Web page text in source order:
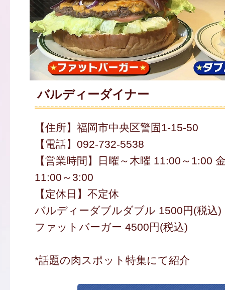
バルディーダイナー
【住所】福岡市中央区警固1-15-50
【電話】092-732-5538
【営業時間】日曜～木曜 11:00～1:00
11:00～3:00
【定休日】不定休
バルディーダブルダブル 1500円(税込)
ファットバーガー 4500円(税込)
*話題の肉スポット特集にて紹介